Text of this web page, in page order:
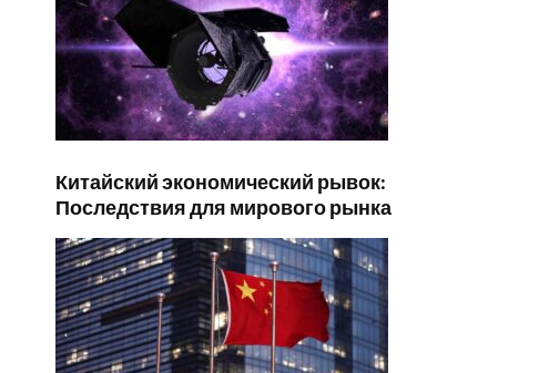
Китайский экономический рывок:
Последствия для мирового рынка